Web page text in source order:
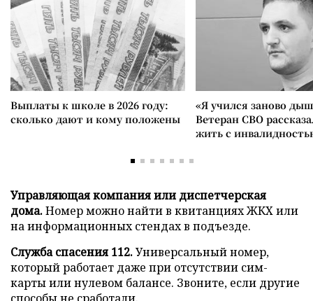
Выплаты к школе в 2026 году:
сколько дают и кому положены
«Я учился заново
Ветеран СВО
жить с
Управляющая компания или диспетчерская
дома.Номер можно найти в квитанциях ЖКХ или
на информационных стендах в подъезде.
Служба спасения 112.Универсальный номер,
который работает даже при отсутствии сим-
карты или нулевом балансе. Звоните, если другие